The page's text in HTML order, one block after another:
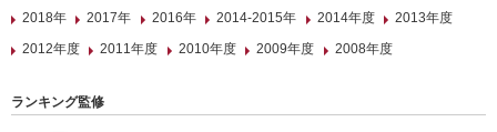
2018年
2017年 2016年 2014-2015年 2014年度
2013年度
2012年度
2011年度 2010年度 2009年度 2008年度
ランキング監修